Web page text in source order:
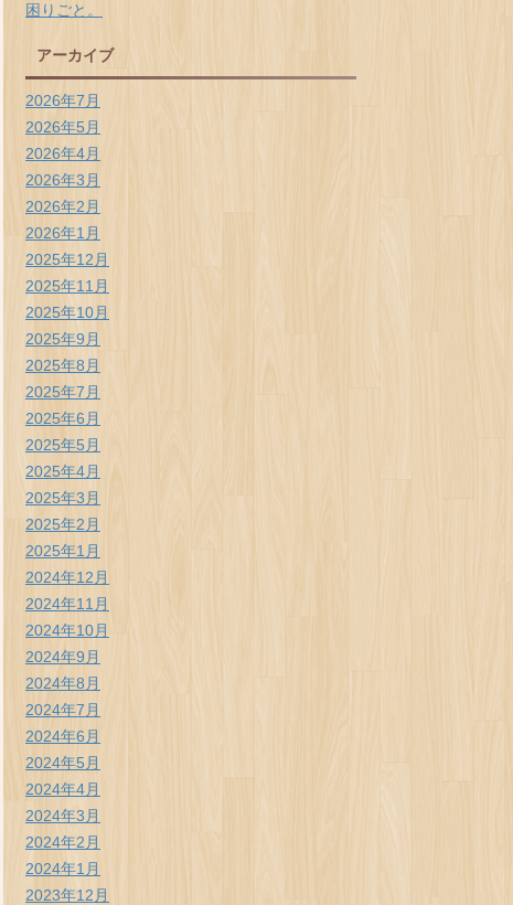
困りごと。
アーカイブ
2026年7月
2026年5月
2026年4月
2026年3月
2026年2月
2026年1月
2025年12月
2025年11月
2025年10月
2025年9月
2025年8月
2025年7月
2025年6月
2025年5月
2025年4月
2025年3月
2025年2月
2025年1月
2024年12月
2024年11月
2024年10月
2024年9月
2024年8月
2024年7月
2024年6月
2024年5月
2024年4月
2024年3月
2024年2月
2024年1月
2023年12月